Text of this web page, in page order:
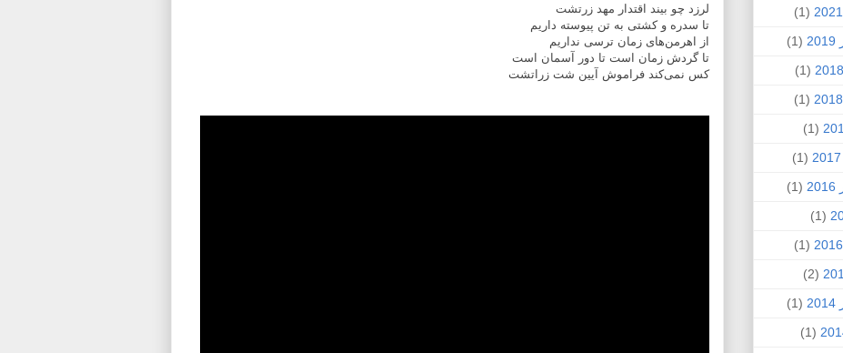
لرزد چو بيند اقتدار مهد زرتشت
تا سدره و كشتی به تن پيوسته داريم
از اهرمن‌های زمان ترسی نداريم
تا گردش زمان است تا دور آسمان است
كس نمی‌كند فراموش آيين شت زراتشت
(1)
(1)
(1)
(1)
(1)
(1)
(1)
(1)
(1)
(2)
(1)
(1)